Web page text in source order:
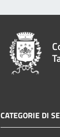
CATEGORIE DI